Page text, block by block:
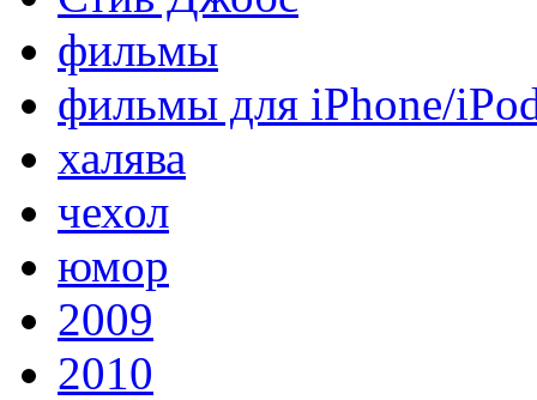
фильмы
фильмы для iPhone/
халява
чехол
юмор
2009
2010